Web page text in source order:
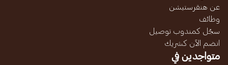
عن هنقرستيشن
وظائف
سجّل كمندوب توصيل
انضم الآن كشريك
متواجدين في